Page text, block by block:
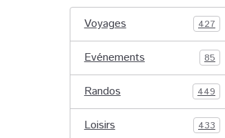
Voyages 427
Evénements 85
Randos 449
Loisirs 433